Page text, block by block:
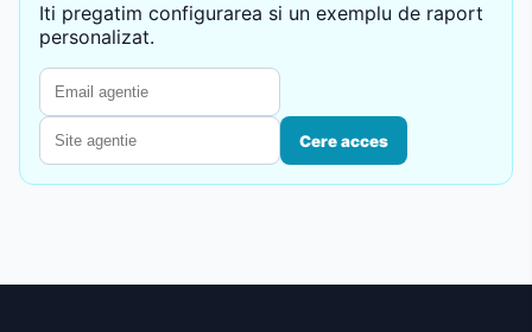
Iti pregatim configurarea si un exemplu de raport
personalizat.
Cere acces